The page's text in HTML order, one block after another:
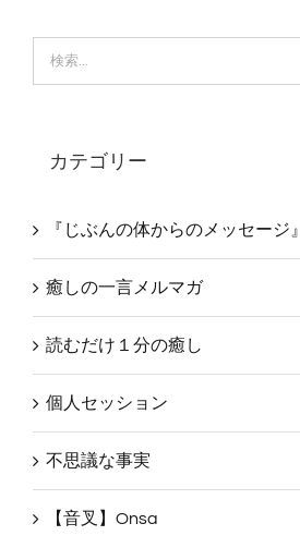
索
カテゴリー
『じぶんの体からのメッセージ』
癒しの一言メルマガ
読むだけ１分の癒し
個人セッション
不思議な事実
【音叉】Onsa